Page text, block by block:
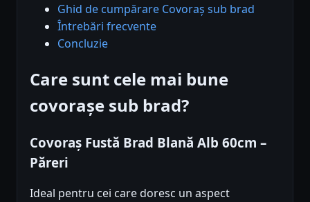
Ghid de cumpărare Covoraș sub brad
Întrebări frecvente
Concluzie
Care sunt cele mai bune
covorașe sub brad?
Covoraș Fustă Brad Blană Alb 60cm –
Păreri
Ideal pentru cei care doresc un aspect